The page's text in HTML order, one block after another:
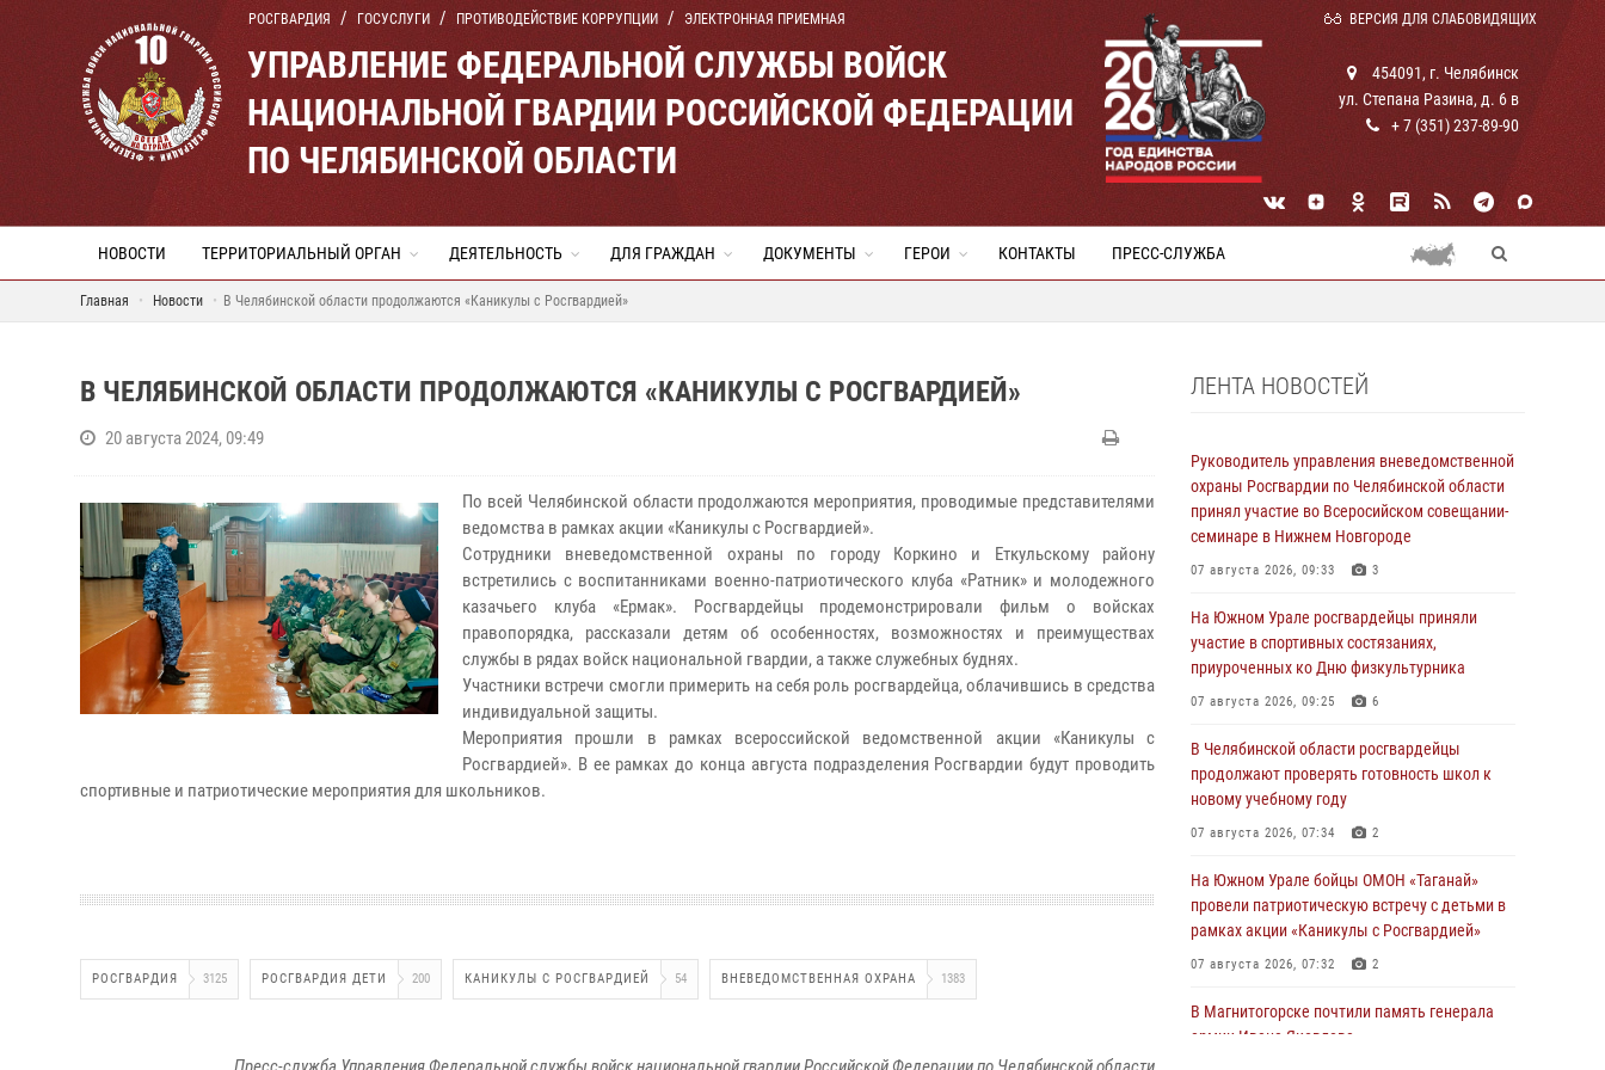
РОСГВАРДИЯ ГОСУСЛУГИ ПРОТИВОДЕЙСТВИЕ КОРРУПЦИИ ЭЛЕКТРОННАЯ ПРИЕМНАЯ ВЕРСИЯ ДЛЯ СЛАБОВИДЯЩИХ
УПРАВЛЕНИЕ ФЕДЕРАЛЬНОЙ СЛУЖБЫ ВОЙСК
НАЦИОНАЛЬНОЙ ГВАРДИИ РОССИЙСКОЙ ФЕДЕРАЦИИ
ПО ЧЕЛЯБИНСКОЙ ОБЛАСТИ
454091, г. Челябинск
ул. Степана Разина, д. 6 в
+ 7 (351) 237-89-90
НОВОСТИ ТЕРРИТОРИАЛЬНЫЙ ОРГАН ДЕЯТЕЛЬНОСТЬ ДЛЯ ГРАЖДАН ДОКУМЕНТЫ ГЕРОИ КОНТАКТЫ ПРЕСС-СЛУЖБА
Главная Новости В Челябинской области продолжаются «Каникулы с Росгвардией»
В ЧЕЛЯБИНСКОЙ ОБЛАСТИ ПРОДОЛЖАЮТСЯ «КАНИКУЛЫ С РОСГВАРДИЕЙ»
20 августа 2024, 09:49
По всей Челябинской области продолжаются мероприятия, проводимые представителями
ведомства в рамках акции «Каникулы с Росгвардией».
Сотрудники вневедомственной охраны по городу Коркино и Еткульскому району
встретились с воспитанниками военно-патриотического клуба «Ратник» и молодежного
казачьего клуба «Ермак». Росгвардейцы продемонстрировали фильм о войсках
правопорядка, рассказали детям об особенностях, возможностях и преимуществах
службы в рядах войск национальной гвардии, а также служебных буднях.
Участники встречи смогли примерить на себя роль росгвардейца, облачившись в средства
индивидуальной защиты.
Мероприятия прошли в рамках всероссийской ведомственной акции «Каникулы с
Росгвардией». В ее рамках до конца августа подразделения Росгвардии будут проводить
спортивные и патриотические мероприятия для школьников.
РОСГВАРДИЯ 3125 РОСГВАРДИЯ ДЕТИ 200 КАНИКУЛЫ С РОСГВАРДИЕЙ 54 ВНЕВЕДОМСТВЕННАЯ ОХРАНА 1383
ЛЕНТА НОВОСТЕЙ
Руководитель управления вневедомственной
охраны Росгвардии по Челябинской области
принял участие во Всеросийском совещании-
семинаре в Нижнем Новгороде
07 августа 2026, 09:33 3
На Южном Урале росгвардейцы приняли
участие в спортивных состязаниях,
приуроченных ко Дню физкультурника
07 августа 2026, 09:25 6
В Челябинской области росгвардейцы
продолжают проверять готовность школ к
новому учебному году
07 августа 2026, 07:34 2
На Южном Урале бойцы ОМОН «Таганай»
провели патриотическую встречу с детьми в
рамках акции «Каникулы с Росгвардией»
07 августа 2026, 07:32 2
В Магнитогорске почтили память генерала
армии Ивана Яковлева